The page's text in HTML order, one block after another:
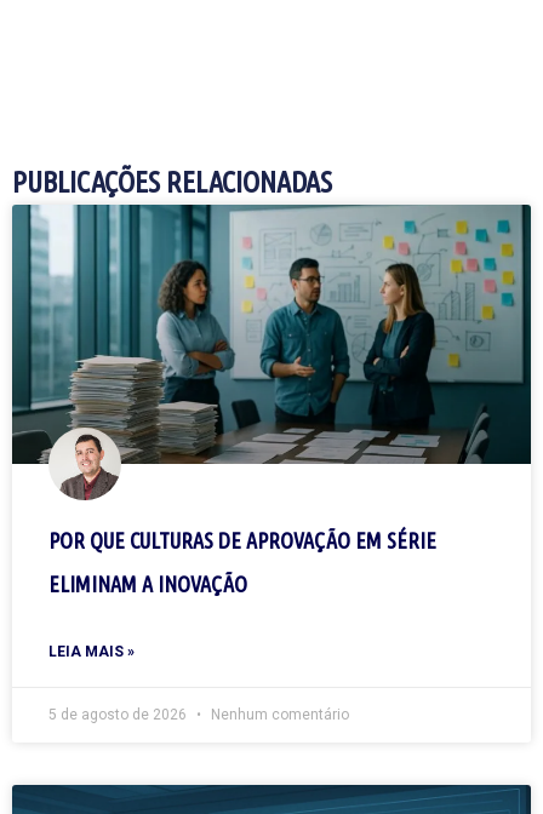
PUBLICAÇÕES RELACIONADAS
POR QUE CULTURAS DE APROVAÇÃO EM SÉRIE
ELIMINAM A INOVAÇÃO
LEIA MAIS »
5 de agosto de 2026 Nenhum comentário